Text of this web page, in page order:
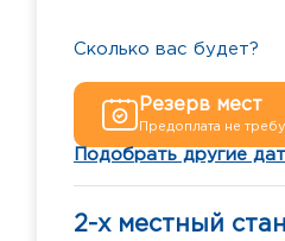
Сколько вас будет?
Резерв мест
Предоплата не
Подобрать другие
2-х местный